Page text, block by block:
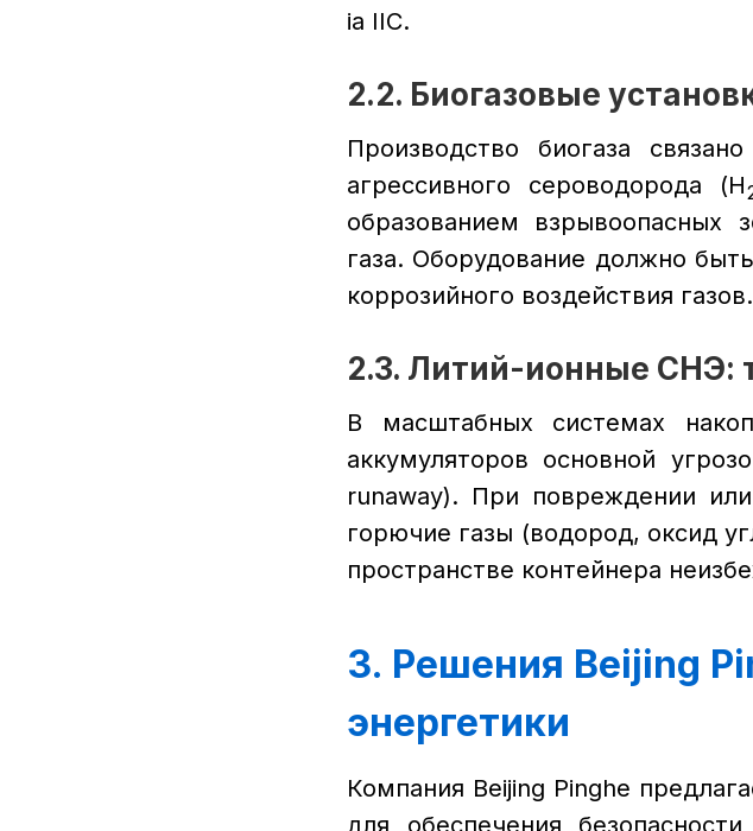
ia IIC.
2.2. Биогазовые
Производство биогаза
агрессивного сероводорода (H
образованием взрывоопасных
газа. Оборудование должно
коррозийного воздействия газов.
2.3. Литий-ионные СНЭ:
В масштабных системах
аккумуляторов основной
runaway). При повреждении
горючие газы (водород, оксид
пространстве контейнера
3. Решения Beijing
энергетики
Компания Beijing Pinghe
для обеспечения